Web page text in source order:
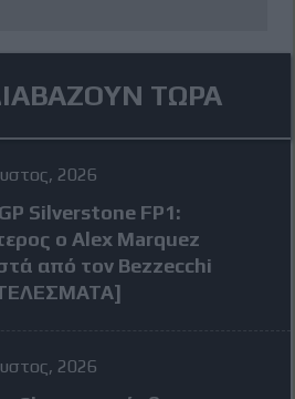
ΤΩΡΑ
2026
Silverstone FP1:
ο Alex Marquez
από τον Bezzecchi
2026